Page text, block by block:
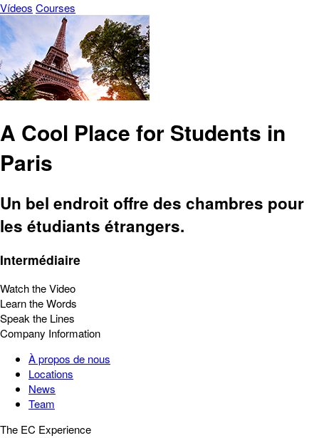
Vídeos Courses
A Cool Place for Students in
Paris
Un bel endroit offre des chambres pour
les étudiants étrangers.
Intermédiaire
Watch the Video
Learn the Words
Speak the Lines
Company Information
À propos de nous
Locations
News
Team
The EC Experience